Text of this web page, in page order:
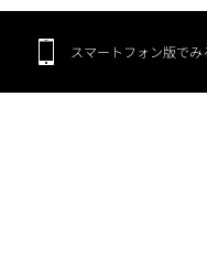
スマートフォン版でみ